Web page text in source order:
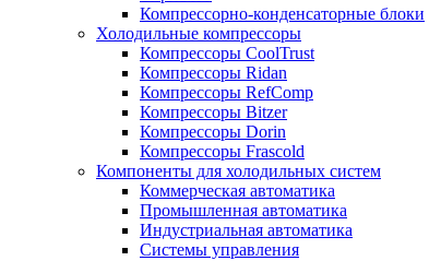
Компрессорно-конденсаторные блоки
Холодильные компрессоры
Компрессоры CoolTrust
Компрессоры Ridan
Компрессоры RefComp
Компрессоры Bitzer
Компрессоры Dorin
Компрессоры Frascold
Компоненты для холодильных систем
Коммерческая автоматика
Промышленная автоматика
Индустриальная автоматика
Системы управления